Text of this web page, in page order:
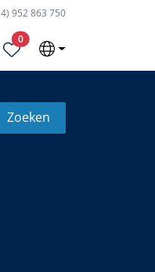
952 863 750
0Geselecteerde eigendommen
Zoeken